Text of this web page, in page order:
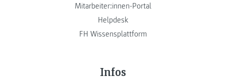
Mitarbeiter:innen-Portal
Helpdesk
FH Wissensplattform
Infos